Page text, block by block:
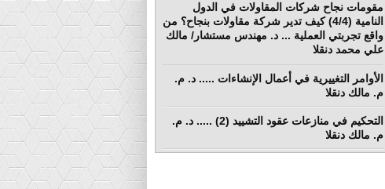
مقومات نجاح شركات المقاولات في الدول
النامية (4/4) كيف تدير شركة مقاولات بنجاح؟ من
واقع تجربتي العملية ... د. مهندس مستشار/ مالك
علي محمد دنقلا
الأوامر التغييرية في أعمال الإنشاءات ..... د. م.
م. مالك دنقلا
التحكيم في منازعات عقود التشييد (2) ..... د. م.
م. مالك دنقلا